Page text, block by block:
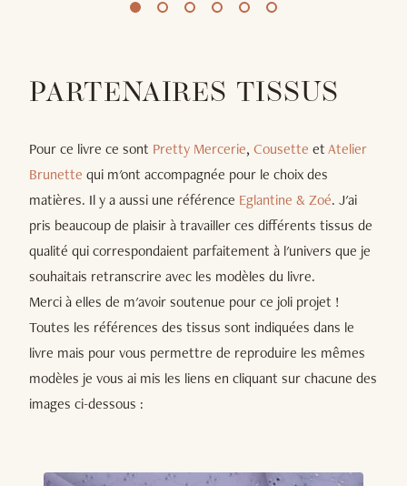
PARTENAIRES TISSUS
Pour ce livre ce sont Pretty Mercerie, Cousette etAtelier
Brunette qui m'ont accompagnée pour le choix des
matières. Il y a aussi une référence Eglantine & Zoé. J'ai
pris beaucoup de plaisir à travailler ces différents tissus de
qualité qui correspondaient parfaitement à l'univers que je
souhaitais retranscrire avec les modèles du livre.
Merci à elles de m'avoir soutenue pour ce joli projet !
Toutes les références des tissus sont indiquées dans le
livre mais pour vous permettre de reproduire les mêmes
modèles je vous ai mis les liens en cliquant sur chacune des
images ci-dessous :